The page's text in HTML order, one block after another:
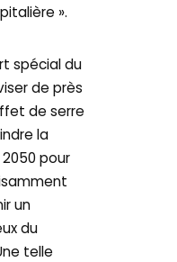
».
spécial du
de près
de serre
la
pour
un
du
telle